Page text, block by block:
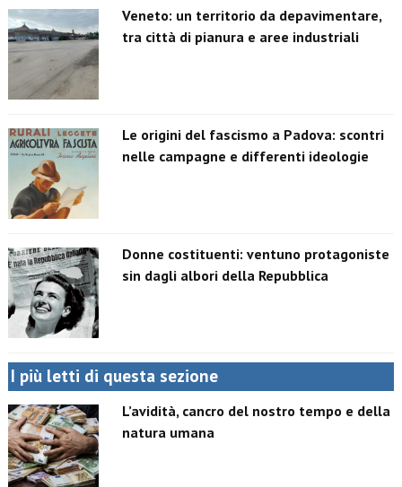
Veneto: un territorio da depavimentare,
tra città di pianura e aree industriali
Le origini del fascismo a Padova: scontri
nelle campagne e differenti ideologie
Donne costituenti: ventuno protagoniste
sin dagli albori della Repubblica
I più letti di questa sezione
L’avidità, cancro del nostro tempo e della
natura umana